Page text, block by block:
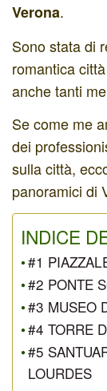
Verona.
Sono stata di
romantica
anche tanti
Se come me
dei
sulla città,
panoramici di
INDICE
#1
#2 PONTE
#3 MUSEO
#4 TORRE
#5
LOURDES